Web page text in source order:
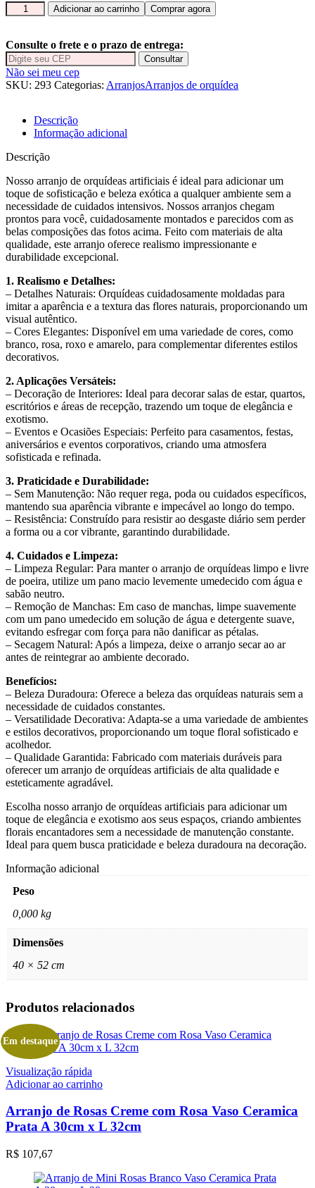
Arranjo
com
orquídeas
vermelha
vaso
cerâmica
quantidade
Adicionar ao carrinho Comprar agora
Consulte o frete e o prazo de entrega:
Consultar
Não sei meu cep
SKU: 293 Categorias: ArranjosArranjos de orquídea
Descrição
Informação adicional
Descrição
Nosso arranjo de orquídeas artificiais é ideal para adicionar um
toque de sofisticação e beleza exótica a qualquer ambiente sem a
necessidade de cuidados intensivos. Nossos arranjos chegam
prontos para você, cuidadosamente montados e parecidos com as
belas composições das fotos acima. Feito com materiais de alta
qualidade, este arranjo oferece realismo impressionante e
durabilidade excepcional.
1. Realismo e Detalhes:
– Detalhes Naturais: Orquídeas cuidadosamente moldadas para
imitar a aparência e a textura das flores naturais, proporcionando um
visual autêntico.
– Cores Elegantes: Disponível em uma variedade de cores, como
branco, rosa, roxo e amarelo, para complementar diferentes estilos
decorativos.
2. Aplicações Versáteis:
– Decoração de Interiores: Ideal para decorar salas de estar, quartos,
escritórios e áreas de recepção, trazendo um toque de elegância e
exotismo.
– Eventos e Ocasiões Especiais: Perfeito para casamentos, festas,
aniversários e eventos corporativos, criando uma atmosfera
sofisticada e refinada.
3. Praticidade e Durabilidade:
– Sem Manutenção: Não requer rega, poda ou cuidados específicos,
mantendo sua aparência vibrante e impecável ao longo do tempo.
– Resistência: Construído para resistir ao desgaste diário sem perder
a forma ou a cor vibrante, garantindo durabilidade.
4. Cuidados e Limpeza:
– Limpeza Regular: Para manter o arranjo de orquídeas limpo e livre
de poeira, utilize um pano macio levemente umedecido com água e
sabão neutro.
– Remoção de Manchas: Em caso de manchas, limpe suavemente
com um pano umedecido em solução de água e detergente suave,
evitando esfregar com força para não danificar as pétalas.
– Secagem Natural: Após a limpeza, deixe o arranjo secar ao ar
antes de reintegrar ao ambiente decorado.
Benefícios:
– Beleza Duradoura: Oferece a beleza das orquídeas naturais sem a
necessidade de cuidados constantes.
– Versatilidade Decorativa: Adapta-se a uma variedade de ambientes
e estilos decorativos, proporcionando um toque floral sofisticado e
acolhedor.
– Qualidade Garantida: Fabricado com materiais duráveis para
oferecer um arranjo de orquídeas artificiais de alta qualidade e
esteticamente agradável.
Escolha nosso arranjo de orquídeas artificiais para adicionar um
toque de elegância e exotismo aos seus espaços, criando ambientes
florais encantadores sem a necessidade de manutenção constante.
Ideal para quem busca praticidade e beleza duradoura na decoração.
Informação adicional
Peso
0,000 kg
Dimensões
40 × 52 cm
Produtos relacionados
Visualização rápida
Adicionar ao carrinho
Em destaque
Arranjo de Rosas Creme com Rosa Vaso Ceramica
Prata A 30cm x L 32cm
R$ 107,67